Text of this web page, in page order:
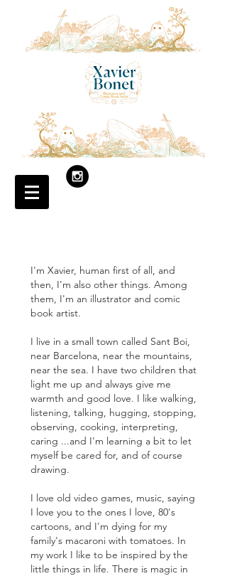
I'm Xavier, human first of all, and
then, I'm also other things. Among
them, I'm an illustrator and comic
book artist.
I live in a small town called Sant Boi,
near Barcelona, near the mountains,
near the sea. I have two children that
light me up and always give me
warmth and good love. I like walking,
listening, talking, hugging, stopping,
observing, cooking, interpreting,
caring ...and I'm learning a bit to let
myself be cared for, and of course
drawing.​
I love old video games, music, saying
I love you to the ones I love, 80's
cartoons, and I'm dying for my
family's macaroni with tomatoes. In
my work I like to be inspired by the
little things in life. There is magic in